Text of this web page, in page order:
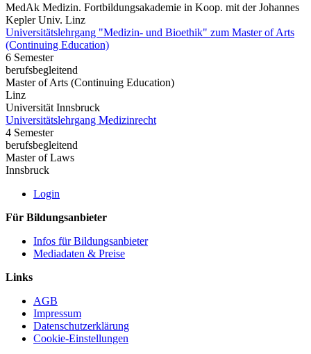
MedAk Medizin. Fortbildungsakademie in Koop. mit der Johannes
Kepler Univ. Linz
Universitätslehrgang "Medizin- und Bioethik" zum Master of Arts
(Continuing Education)
6 Semester
berufsbegleitend
Master of Arts (Continuing Education)
Linz
Universität Innsbruck
Universitätslehrgang Medizinrecht
4 Semester
berufsbegleitend
Master of Laws
Innsbruck
Login
Für Bildungsanbieter
Infos für Bildungsanbieter
Mediadaten & Preise
Links
AGB
Impressum
Datenschutzerklärung
Cookie-Einstellungen